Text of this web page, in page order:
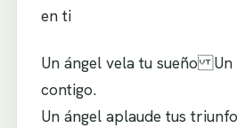
en ti
Un ángel vela tu sueño Un
contigo.
Un ángel aplaude tus